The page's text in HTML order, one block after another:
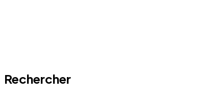
Rechercher